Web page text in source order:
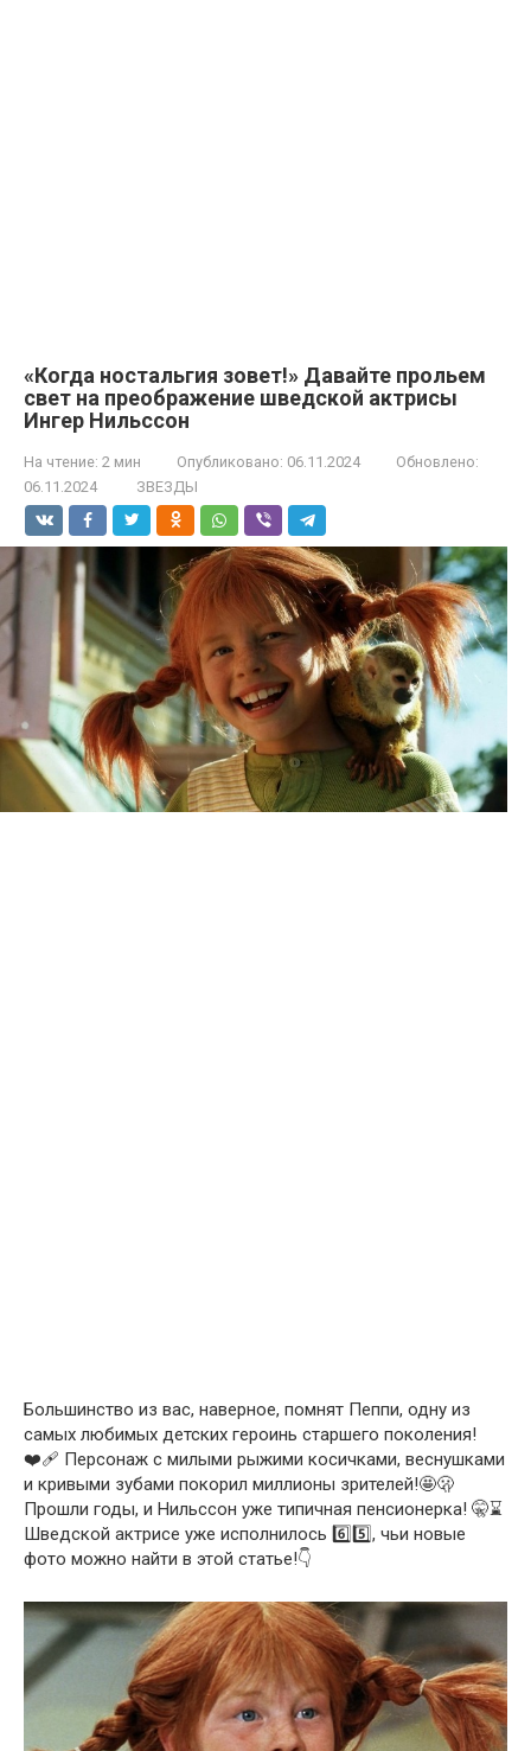
«Когда ностальгия зовет!» Давайте прольем
свет на преображение шведской актрисы
Ингер Нильссон
На чтение: 2 мин Опубликовано: 06.11.2024
Обновлено:
06.11.2024
ЗВЕЗДЫ
Большинство из вас, наверное, помнят Пеппи, одну из
самых любимых детских героинь старшего поколения!
❤️‍🩹 Персонаж с милыми рыжими косичками, веснушками
и кривыми зубами покорил миллионы зрителей!🤩🫢
Прошли годы, и Нильссон уже типичная пенсионерка! 🤫⌛
Шведской актрисе уже исполнилось 6️⃣5️⃣, чьи новые
фото можно найти в этой статье!👇